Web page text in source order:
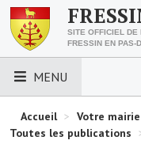
SITE OFFICIEL DE
FRESSIN EN PAS-
MENU
LES ESSENTIELS
Accueil > Votre mairie
Toutes les publications